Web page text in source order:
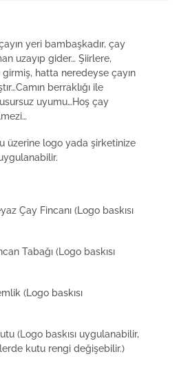
yeri bambaşkadır, çay
uzayıp gider… Şiirlere,
hatta neredeyse çayın
berraklığı ile
uyumu…Hoş çay
üzerine logo yada şirketinize
Çay Fincanı (Logo baskısı
Tabağı (Logo baskısı
(Logo baskısı
(Logo baskısı uygulanabilir,
kutu rengi değişebilir.)